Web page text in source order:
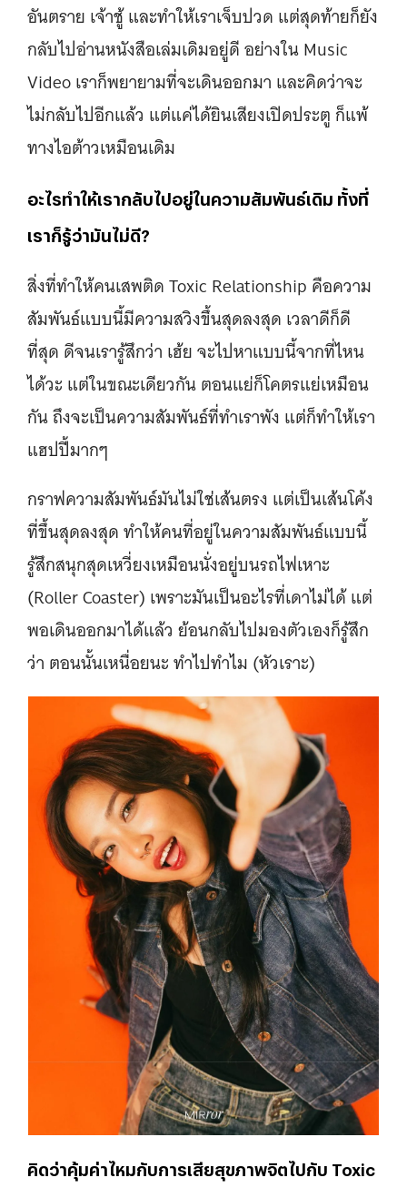
อันตราย เจ้าชู้ และทําให้เราเจ็บปวด แต่สุดท้ายก็ยัง
กลับไปอ่านหนังสือเล่มเดิมอยู่ดี อย่างใน Music
Video เราก็พยายามที่จะเดินออกมา และคิดว่าจะ
ไม่กลับไปอีกแล้ว แต่แค่ได้ยินเสียงเปิดประตู ก็แพ้
ทางไอต้าวเหมือนเดิม
อะไรทําให้เรากลับไปอยู่ในความสัมพันธ์เดิม ทั้งที่
เราก็รู้ว่ามันไม่ดี?
สิ่งที่ทำให้คนเสพติด Toxic Relationship คือความ
สัมพันธ์แบบนี้มีความสวิงขึ้นสุดลงสุด เวลาดีก็ดี
ที่สุด ดีจนเรารู้สึกว่า เฮ้ย จะไปหาแบบนี้จากที่ไหน
ได้วะ แต่ในขณะเดียวกัน ตอนแย่ก็โคตรแย่เหมือน
กัน ถึงจะเป็นความสัมพันธ์ที่ทำเราพัง แต่ก็ทำให้เรา
แฮปปี้มากๆ
กราฟความสัมพันธ์มันไม่ใช่เส้นตรง แต่เป็นเส้นโค้ง
ที่ขึ้นสุดลงสุด ทำให้คนที่อยู่ในความสัมพันธ์แบบนี้
รู้สึกสนุกสุดเหวี่ยงเหมือนนั่งอยู่บนรถไฟเหาะ
(Roller Coaster) เพราะมันเป็นอะไรที่เดาไม่ได้ แต่
พอเดินออกมาได้แล้ว ย้อนกลับไปมองตัวเองก็รู้สึก
ว่า ตอนนั้นเหนื่อยนะ ทำไปทำไม (หัวเราะ)
คิดว่าคุ้มค่าไหมกับการเสียสุขภาพจิตไปกับ Toxic